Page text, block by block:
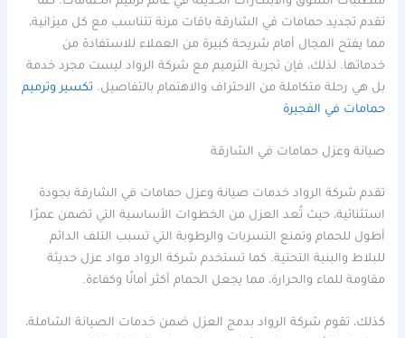
تقدم تجديد حمامات في الشارقة باقات مرنة تتناسب مع كل ميزانية،
مما يفتح المجال أمام شريحة كبيرة من العملاء للاستفادة من
خدماتها. لذلك، فإن تجربة الترميم مع شركة الرواد ليست مجرد خدمة
بل هي رحلة متكاملة من الاحتراف والاهتمام بالتفاصيل. تكسير وترميم
حمامات في الفجيرة
صيانة وعزل حمامات في الشارقة
تقدم شركة الرواد خدمات صيانة وعزل حمامات في الشارقة بجودة
استثنائية، حيث تُعد العزل من الخطوات الأساسية التي تضمن عمرًا
أطول للحمام وتمنع التسربات والرطوبة التي تسبب التلف الدائم
للبلاط والبنية التحتية. كما تستخدم شركة الرواد مواد عزل حديثة
مقاومة للماء والحرارة، مما يجعل الحمام أكثر أمانًا وكفاءة.
كذلك، تقوم شركة الرواد بدمج العزل ضمن خدمات الصيانة الشاملة،